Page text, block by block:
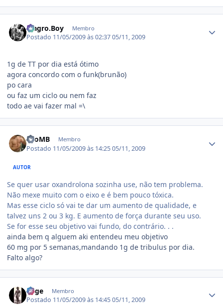
Magro.Boy Membro
Postado 11/05/2009 às 02:3705/11, 2009
1g de TT por dia está ótimo
agora concordo com o funk(brunão)
po cara
ou faz um ciclo ou nem faz
todo ae vai fazer mal =\
LeoMB Membro
Postado 11/05/2009 às 14:2505/11, 2009
AUTOR
Se quer usar oxandrolona sozinha use, não tem problema.
Não mexe muito com o eixo e é bem pouco tóxica.
Mas esse ciclo só vai te dar um aumento de qualidade, e
talvez uns 2 ou 3 kg. E aumento de força durante seu uso.
Se for esse seu objetivo vai fundo, do contrário. . .
ainda bem q alguem aki entendeu meu objetivo
60 mg por 5 semanas,mandando 1g de tribulus por dia.
Falto algo?
Rage Membro
Postado 11/05/2009 às 14:4505/11, 2009